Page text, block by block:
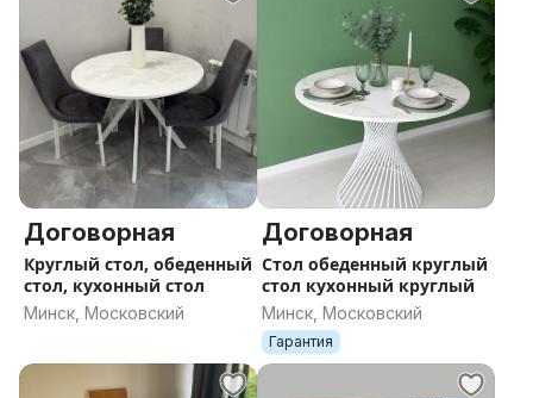
Договорная
Круглый стол, обеденный
стол, кухонный стол
Минск, Московский
Договорная
Стол обеденный круглый
стол кухонный круглый
Минск, Московский
Гарантия